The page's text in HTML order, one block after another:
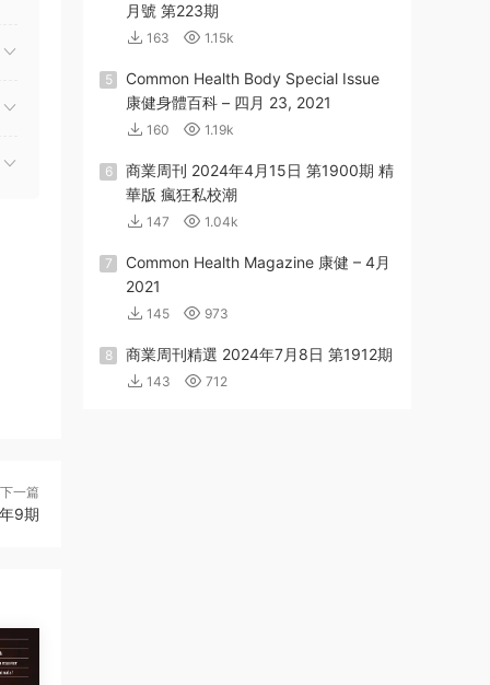
下一篇
9期
月號 第223期
163 1.15k
5
Common Health Body Special Issue
康健身體百科 – 四月 23, 2021
160 1.19k
6
商業周刊 2024年4月15日 第1900期 精
華版 瘋狂私校潮
147 1.04k
7
Common Health Magazine 康健 – 4月
2021
145 973
8 商業周刊精選 2024年7月8日 第1912期
143 712